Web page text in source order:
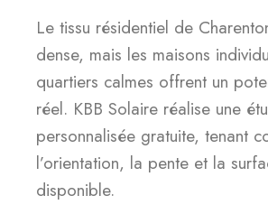
Le tissu résidentiel de
dense, mais les maisons
quartiers calmes offrent un
réel. KBB Solaire réalise une
personnalisée gratuite, tenant
l’orientation, la pente et la
disponible.